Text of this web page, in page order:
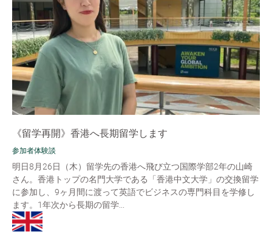
《留学再開》香港へ長期留学します
参加者体験談
明日8月26日（木）留学先の香港へ飛び立つ国際学部2年の山崎
さん。香港トップの名門大学である「香港中文大学」の交換留学
に参加し、9ヶ月間に渡って英語でビジネスの専門科目を学修し
ます。1年次から長期の留学...